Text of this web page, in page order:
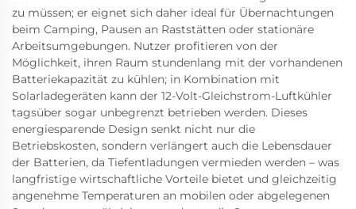
zu müssen; er eignet sich daher ideal für Übernachtungen
beim Camping, Pausen an Raststätten oder stationäre
Arbeitsumgebungen. Nutzer profitieren von der
Möglichkeit, ihren Raum stundenlang mit der vorhandenen
Batteriekapazität zu kühlen; in Kombination mit
Solarladegeräten kann der 12-Volt-Gleichstrom-Luftkühler
tagsüber sogar unbegrenzt betrieben werden. Dieses
energiesparende Design senkt nicht nur die
Betriebskosten, sondern verlängert auch die Lebensdauer
der Batterien, da Tiefentladungen vermieden werden – was
langfristige wirtschaftliche Vorteile bietet und gleichzeitig
angenehme Temperaturen an mobilen oder abgelegenen